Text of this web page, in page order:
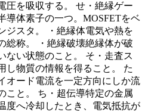
圧を吸収する。 せ・絶縁ゲー
導体素子の一つ。MOSFETをベ
ジスタ。 ・絶縁体電気や熱を
総称。 ・絶縁破壊絶縁体が破
ない状態のこと。 そ・走査ス
し物質の情報を得ること。 た
オード電流を一定方向にしか流
こと。 ち・超伝導特定の金属
度へ冷却したとき、電気抵抗が